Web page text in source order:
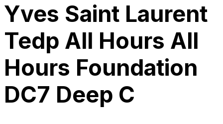
Yves Saint Laurent
Tedp All Hours All
Hours Foundation
DC7 Deep C